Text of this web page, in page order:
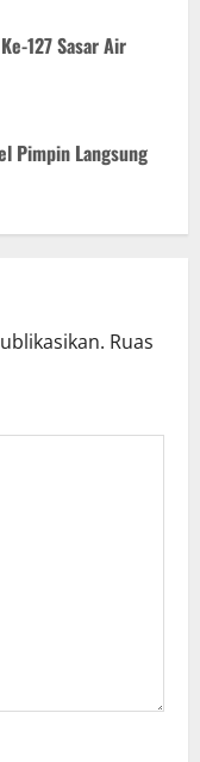
127 Sasar Air
Pimpin Langsung
Ruas